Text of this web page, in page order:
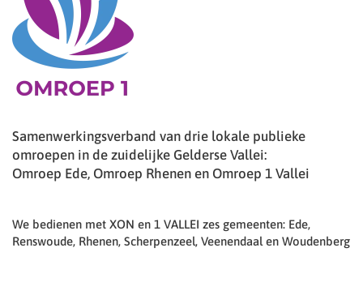
Samenwerkingsverband van drie lokale publieke
omroepen in de zuidelijke Gelderse Vallei:
Omroep Ede, Omroep Rhenen en Omroep 1 Vallei
We bedienen met XON en 1 VALLEI zes gemeenten: Ede,
Renswoude, Rhenen, Scherpenzeel, Veenendaal en Woudenberg